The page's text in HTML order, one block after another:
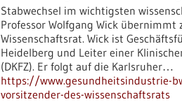
Stabwechsel im wichtigsten
Professor Wolfgang Wick
Wissenschaftsrat. Wick ist
Heidelberg und Leiter einer
(DKFZ). Er folgt auf die Karlsruher…
https://www.gesundheitsindustrie-
vorsitzender-des-wissenschaftsrats